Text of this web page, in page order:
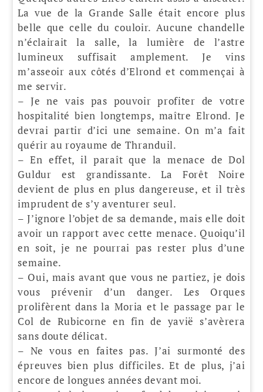
La vue de la Grande Salle était encore plus
belle que celle du couloir. Aucune chandelle
n’éclairait la salle, la lumière de l’astre
lumineux suffisait amplement. Je vins
m’asseoir aux côtés d’Elrond et commençai à
me servir.
– Je ne vais pas pouvoir profiter de votre
hospitalité bien longtemps, maître Elrond. Je
devrai partir d’ici une semaine. On m’a fait
quérir au royaume de Thranduil.
– En effet, il paraît que la menace de Dol
Guldur est grandissante. La Forêt Noire
devient de plus en plus dangereuse, et il très
imprudent de s’y aventurer seul.
– J’ignore l’objet de sa demande, mais elle doit
avoir un rapport avec cette menace. Quoiqu’il
en soit, je ne pourrai pas rester plus d’une
semaine.
– Oui, mais avant que vous ne partiez, je dois
vous prévenir d’un danger. Les Orques
prolifèrent dans la Moria et le passage par le
Col de Rubicorne en fin de yavië s’avèrera
sans doute délicat.
– Ne vous en faites pas. J’ai surmonté des
épreuves bien plus difficiles. Et de plus, j’ai
encore de longues années devant moi.